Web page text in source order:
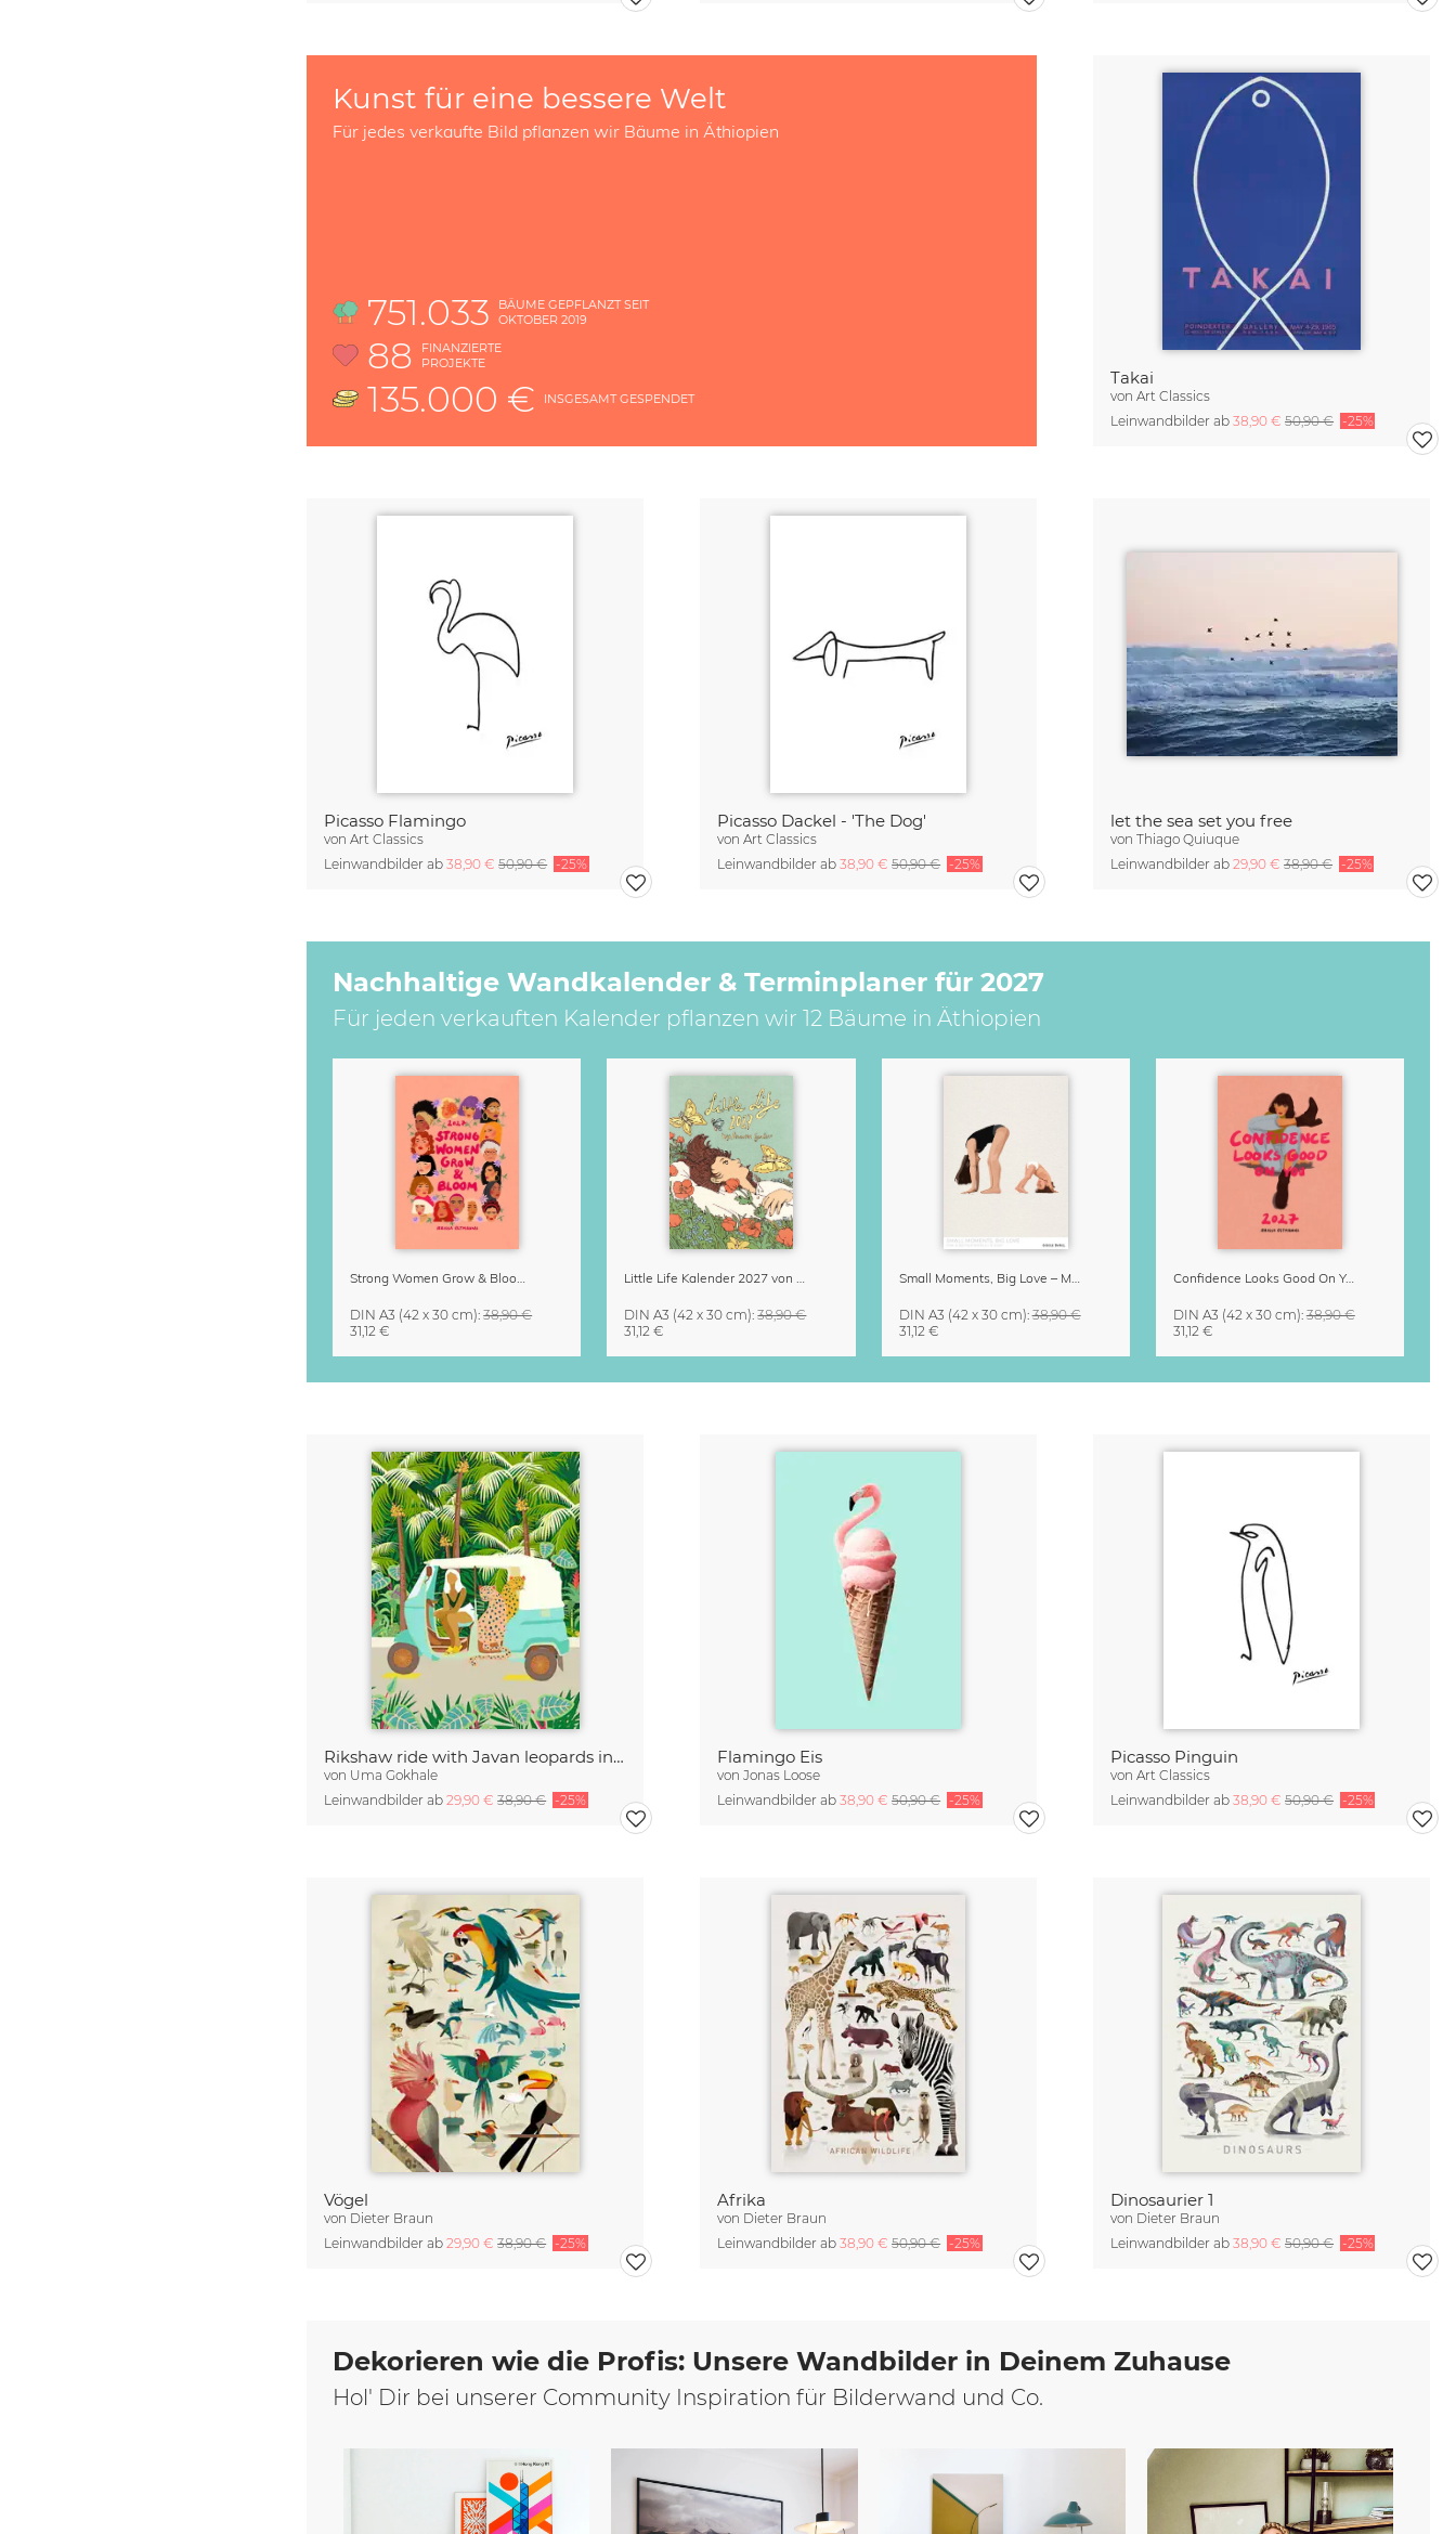
Takai
vonArt Classics
Leinwandbilder ab38,90 €50,90 € -25%
Picasso Flamingo
vonArt Classics
Leinwandbilder ab38,90 €50,90 € -25%
Picasso Dackel - 'The Dog'
vonArt Classics
Leinwandbilder ab38,90 €50,90 € -25%
let the sea set you free
vonThiago Quiuque
Leinwandbilder ab29,90 €38,90 € -25%
Rikshaw ride with Javan leopards in Bali
von Uma Gokhale
Leinwandbilder ab29,90 €38,90 € -25%
Flamingo Eis
vonJonas Loose
Leinwandbilder ab38,90 €50,90 € -25%
Picasso Pinguin
vonArt Classics
Leinwandbilder ab38,90 €50,90 € -25%
Vögel
von Dieter Braun
Leinwandbilder ab29,90 €38,90 € -25%
Afrika
von Dieter Braun
Leinwandbilder ab38,90 €50,90 € -25%
Dinosaurier 1
von Dieter Braun
Leinwandbilder ab38,90 €50,90 € -25%
Nachhaltige Wandkalender & Terminplaner für 2027
Für jeden verkauften Kalender pflanzen wir 12 Bäume in Äthiopien
Strong Women Grow & Bloom Kalender 2027
DIN A3 (42 x 30 cm):38,90 €
31,12 €
Little Life Kalender 2027 von Simone Goder
DIN A3 (42 x 30 cm):38,90 €
31,12 €
Small Moments, Big Love – Mutterschaftskalender von Giselle Dekel
DIN A3 (42 x 30 cm):38,90 €
31,12 €
Confidence Looks Good On You Kalender 2027
DIN A3 (42 x 30 cm):38,90 €
31,12 €
Kunst für eine bessere Welt
Für jedes verkaufte Bild pflanzen wir Bäume in Äthiopien
751.033
BÄUME GEPFLANZT SEIT
OKTOBER 2019
88
FINANZIERTE
PROJEKTE
135.000 € INSGESAMT GESPENDET
Dekorieren wie die Profis: Unsere Wandbilder in Deinem Zuhause
Hol' Dir bei unserer Community Inspiration für Bilderwand und Co.